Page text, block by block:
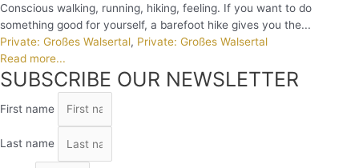
Conscious walking, running, hiking, feeling. If you want to do
something good for yourself, a barefoot hike gives you the...
Private: Großes Walsertal, Private: Großes Walsertal
Read more...
SUBSCRIBE OUR NEWSLETTER
First name
Last name